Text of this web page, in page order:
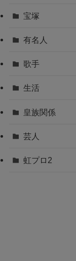
宝塚
有名人
歌手
生活
皇族関係
芸人
虹プロ2